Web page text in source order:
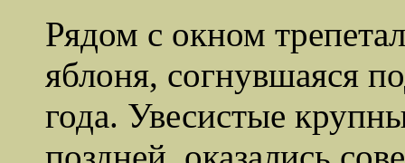
Рядом с окном
яблоня, согнувшаяся
года. Увесистые